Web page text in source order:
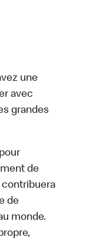
une
avec
grandes
de
de
monde.